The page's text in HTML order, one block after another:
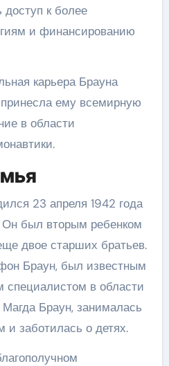
к более
и финансированию
карьера Брауна
ему всемирную
в области
23 апреля 1942 года
был вторым ребенком
двое старших братьев.
Браун, был известным
в области
Магда Браун, занималась
заботилась о детях.